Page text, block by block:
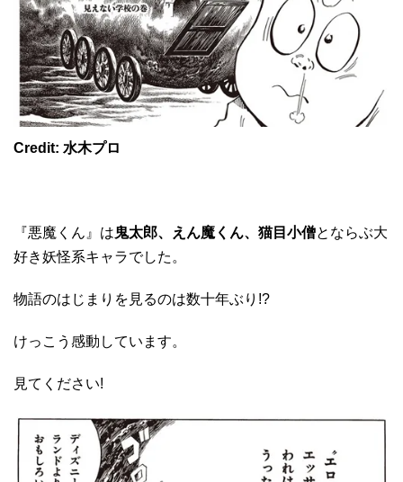
Credit: 水木プロ
『悪魔くん』は鬼太郎、えん魔くん、猫目小僧とならぶ大
好き妖怪系キャラでした。
物語のはじまりを見るのは数十年ぶり!?
けっこう感動しています。
見てください!